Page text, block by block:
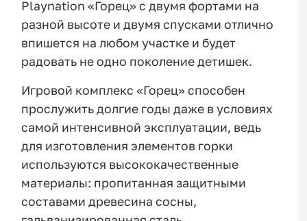
Playnation «Горец» с двумя фортами на
разной высоте и двумя спусками отлично
впишется на любом участке и будет
радовать не одно поколение детишек.
Игровой комплекс «Горец» способен
прослужить долгие годы даже в условиях
самой интенсивной эксплуатации, ведь
для изготовления элементов горки
используются высококачественные
материалы: пропитанная защитными
составами древесина сосны,